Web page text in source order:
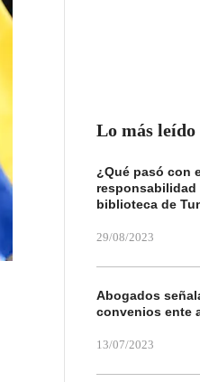
Lo más leído
¿Qué pasó con
biblioteca de
29/08/2023
Abogados
convenios ente
13/07/2023